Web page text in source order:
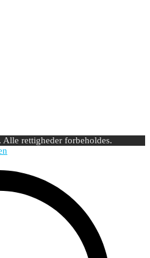
Alle rettigheder forbeholdes.